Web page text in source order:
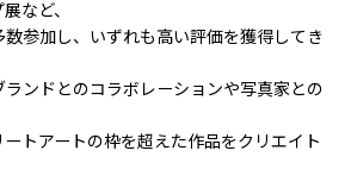
など、
参加し、いずれも高い評価を獲得してき
ンドとのコラボレーションや写真家との
トアートの枠を超えた作品をクリエイト